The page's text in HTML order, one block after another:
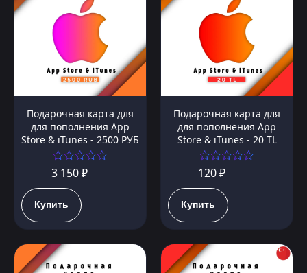
Подарочная карта для
для пополнения App
Store & iTunes - 2500 РУБ
3 150 ₽
Купить
Подарочная карта для
для пополнения App
Store & iTunes - 20 TL
120 ₽
Купить